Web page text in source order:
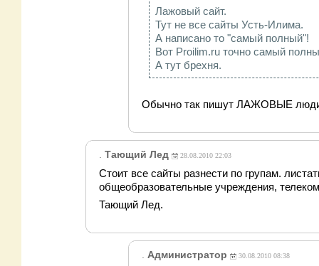
Лажовый сайт.
Тут не все сайты Усть-Илима.
А написано то "самый полный"!
Вот Proilim.ru точно самый
А тут брехня.
Обычно так пишут ЛАЖОВЫЕ
Тающий Лед 28.08.2010 22:03
Стоит все сайты разнести по групам.
общеобразовательные учреждения,
Тающий Лед.
Администратор 30.08.2010 08:38